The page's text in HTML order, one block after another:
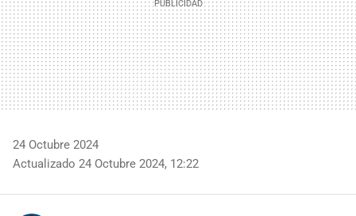
24 Octubre 2024
Actualizado 24 Octubre 2024, 12:22